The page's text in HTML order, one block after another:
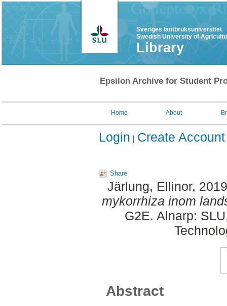
Sveriges lantbruksuniversitet
Swedish University of
Library
Epsilon Archive for Student
Home About
Login Create Account
Share
Järlung, Ellinor,
mykorrhiza inom
G2E. Alnarp:
Abstract